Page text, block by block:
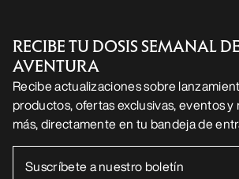
RECIBE TU DOSIS SEMANAL DE
AVENTURA
Recibe actualizaciones sobre
productos, ofertas exclusivas, eventos y
más, directamente en tu bandeja de